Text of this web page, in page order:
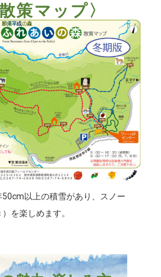
策マップ〉
以上の積雪があり、スノー
を楽しめます。